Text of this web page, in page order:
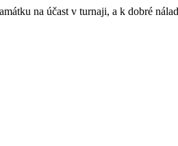
na účast v turnaji, a k dobré